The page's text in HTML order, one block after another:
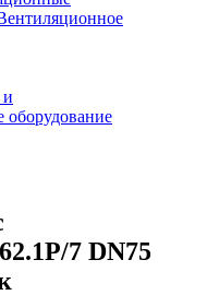
и
оборудование
7 DN75